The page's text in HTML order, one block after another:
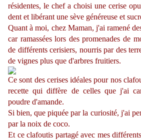
résidentes, le chef a choisi une cerise
dent et libérant une sève généreuse et
Quant à moi, chez Maman, j'ai ramené
car ramassées lors des promenades de
de différents cerisiers, nourris par des
de vignes plus que d'arbres fruitiers.
Ce sont des cerises idéales pour nos
recette qui diffère de celles que j'ai
poudre d'amande.
Si bien, que piquée par la curiosité, j'ai
par la noix de coco.
Et ce clafoutis partagé avec mes